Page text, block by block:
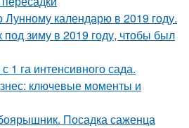
Лунному календарю в 2019 году.
под зиму в 2019 году, чтобы был
1 га интенсивного сада.
ключевые моменты и
Посадка саженца